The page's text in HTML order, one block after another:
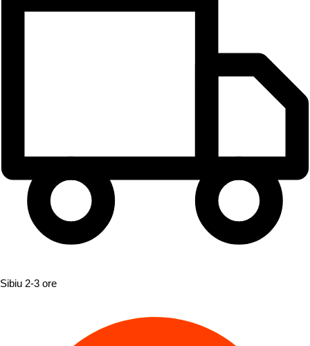
Sibiu 2-3 ore